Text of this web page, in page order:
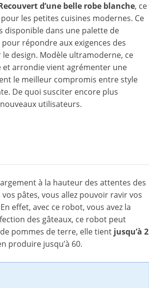
d’une belle robe blanche, ce
les petites cuisines modernes. Ce
disponible dans une palette de
répondre aux exigences des
design. Modèle ultramoderne, ce
arrondie vient agrémenter une
le meilleur compromis entre style
De quoi susciter encore plus
utilisateurs.
à la hauteur des attentes des
pâtes, vous allez pouvoir ravir vos
effet, avec ce robot, vous avez la
des gâteaux, ce robot peut
pommes de terre, elle tient jusqu’à 2
produire jusqu’à 60.